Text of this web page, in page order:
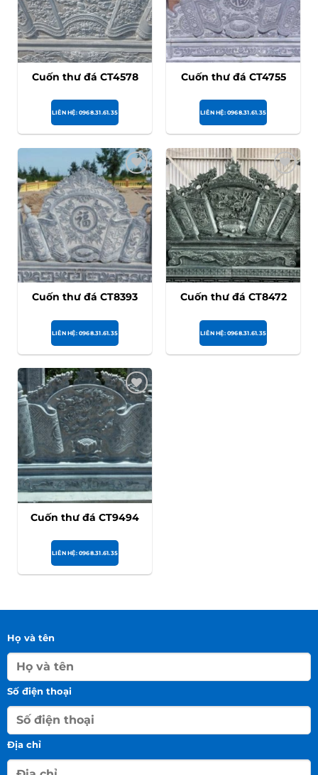
Cuốn thư đá CT4578
LIÊN HỆ: 0968.31.61.35
Cuốn thư đá CT4755
LIÊN HỆ: 0968.31.61.35
Cuốn thư đá CT8393
LIÊN HỆ: 0968.31.61.35
Cuốn thư đá CT8472
LIÊN HỆ: 0968.31.61.35
Cuốn thư đá CT9494
LIÊN HỆ: 0968.31.61.35
Họ và tên
Số điện thoại
Địa chỉ